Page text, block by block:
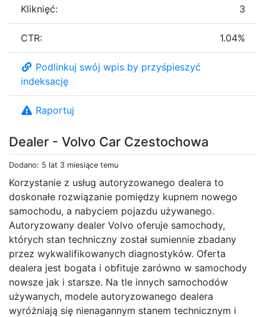
Dealer - Volvo Car Czestochowa
Dodano: 5 lat 3 miesiące temu
Korzystanie z usług autoryzowanego dealera to
doskonałe rozwiązanie pomiędzy kupnem nowego
samochodu, a nabyciem pojazdu używanego.
Autoryzowany dealer Volvo oferuje samochody,
których stan techniczny został sumiennie zbadany
przez wykwalifikowanych diagnostyków. Oferta
dealera jest bogata i obfituje zarówno w samochody
nowsze jak i starsze. Na tle innych samochodów
używanych, modele autoryzowanego dealera
wyróżniają się nienagannym stanem technicznym i
Kliknięć: 3
CTR: 1.04%
Podlinkuj swój wpis by przyśpieszyć
indeksację
Raportuj